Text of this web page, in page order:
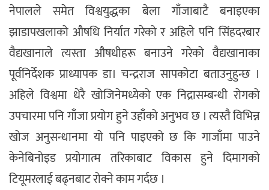
नेपालले समेत विश्वयुद्धका बेला गाँजाबाटै बनाइएका
झाडापखलाको औषधि निर्यात गरेको र अहिले पनि सिंहदरबार
वैद्यखानाले त्यस्ता औषधीहरू बनाउने गरेको वैद्यखानाका
पूर्वनिर्देशक प्राध्यापक डा। चन्द्रराज सापकोटा बताउनुहुन्छ ।
अहिले विश्वमा धेरै खोजिनेमध्येको एक निद्रासम्बन्धी रोगको
उपचारमा पनि गाँजा प्रयोग हुने उहाँको अनुभव छ । त्यस्तै विभिन्न
खोज अनुसन्धानमा यो पनि पाइएको छ कि गाजाँमा पाउने
केनेबिनोइड प्रयोगात्म तरिकाबाट विकास हुने दिमागको
टियूमरलाई बढ्नबाट रोक्ने काम गर्दछ ।